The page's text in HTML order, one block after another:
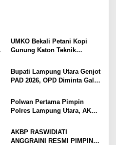
UMKO Bekali Petani Kopi
Gunung Katon Teknik
Jual Hasil Panen Meningkat
Bupati Lampung Utara Genjot
PAD 2026, OPD Diminta Gali
hingga Optimalkan PBB-P2
Polwan Pertama Pimpin
Polres Lampung Utara, AKBP
Pedang Pora
AKBP RASWIDIATI
ANGGRAINI RESMI PIMPIN